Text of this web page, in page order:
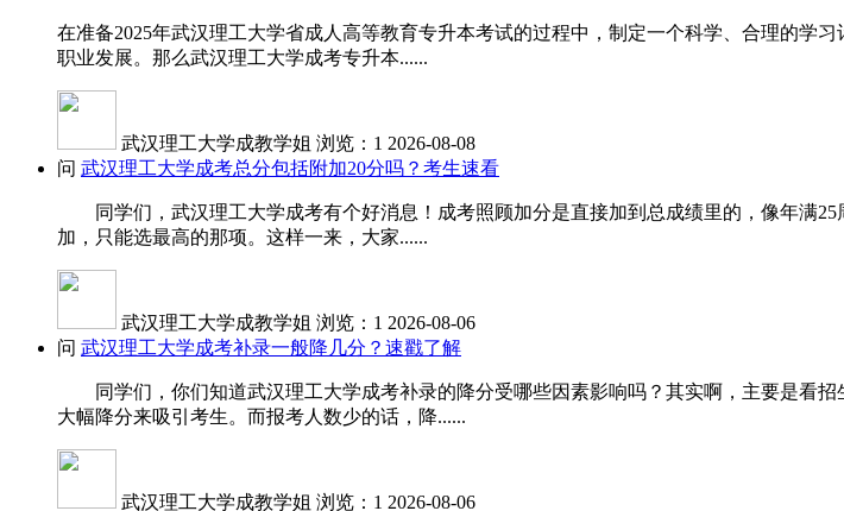
在准备2025年武汉理工大学省成人高等教育专升本考试的过程中，制定一个科学、合理的学
职业发展。那么武汉理工大学成考专升本......
武汉理工大学成教学姐 浏览：1 2026-08-08
问 武汉理工大学成考总分包括附加20分吗？考生速看
同学们，武汉理工大学成考有个好消息！成考照顾加分是直接加到总成绩里的，像年满
加，只能选最高的那项。这样一来，大家......
武汉理工大学成教学姐 浏览：1 2026-08-06
问 武汉理工大学成考补录一般降几分？速戳了解
同学们，你们知道武汉理工大学成考补录的降分受哪些因素影响吗？其实啊，主要是看
大幅降分来吸引考生。而报考人数少的话，降......
武汉理工大学成教学姐 浏览：1 2026-08-06